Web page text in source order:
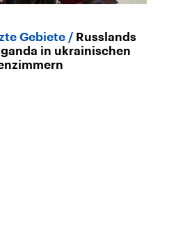
Gebiete
Russlands
in ukrainischen